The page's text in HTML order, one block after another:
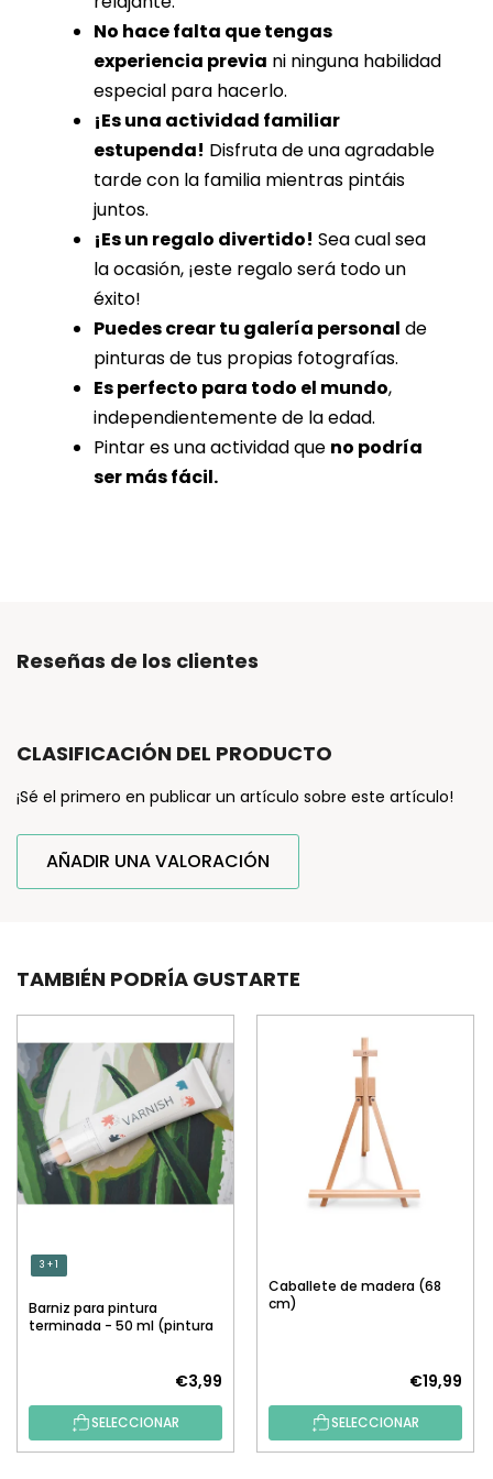
No hace falta que tengas
experiencia previa ni ninguna habilidad
especial para hacerlo.
¡Es una actividad familiar
estupenda! Disfruta de una agradable
tarde con la familia mientras pintáis
juntos.
¡Es un regalo divertido! Sea cual sea
la ocasión, ¡este regalo será todo un
éxito!
Puedes crear tu galería personal de
pinturas de tus propias fotografías.
Es perfecto para todo el mundo,
independientemente de la edad.
Pintar es una actividad que no podría
ser más fácil.
Reseñas de los clientes
CLASIFICACIÓN DEL PRODUCTO
¡Sé el primero en publicar un artículo sobre este artículo!
AÑADIR UNA VALORACIÓN
TAMBIÉN PODRÍA GUSTARTE
3 + 1
Barniz para pintura
terminada - 50 ml (pintura
€3,99
SELECCIONAR
Caballete de madera (68
cm)
€19,99
SELECCIONAR